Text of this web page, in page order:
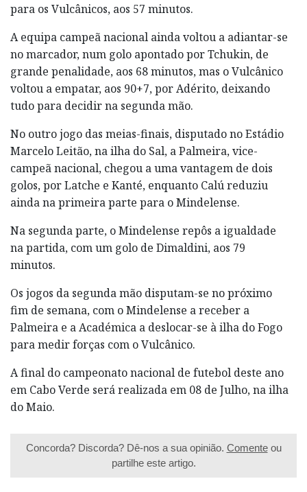
para os Vulcânicos, aos 57 minutos.
A equipa campeã nacional ainda voltou a adiantar-se
no marcador, num golo apontado por Tchukin, de
grande penalidade, aos 68 minutos, mas o Vulcânico
voltou a empatar, aos 90+7, por Adérito, deixando
tudo para decidir na segunda mão.
No outro jogo das meias-finais, disputado no Estádio
Marcelo Leitão, na ilha do Sal, a Palmeira, vice-
campeã nacional, chegou a uma vantagem de dois
golos, por Latche e Kanté, enquanto Calú reduziu
ainda na primeira parte para o Mindelense.
Na segunda parte, o Mindelense repôs a igualdade
na partida, com um golo de Dimaldini, aos 79
minutos.
Os jogos da segunda mão disputam-se no próximo
fim de semana, com o Mindelense a receber a
Palmeira e a Académica a deslocar-se à ilha do Fogo
para medir forças com o Vulcânico.
A final do campeonato nacional de futebol deste ano
em Cabo Verde será realizada em 08 de Julho, na ilha
do Maio.
Concorda? Discorda? Dê-nos a sua opinião. Comenteou
partilhe este artigo.